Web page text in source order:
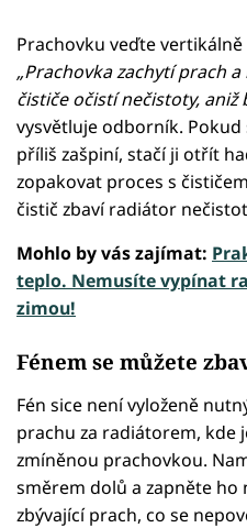
Prachovku veďte
„Prachovka zachytí prach
čističe očistí nečistoty,
vysvětluje odborník.
příliš zašpiní, stačí ji otřít
zopakovat proces s
čistič zbaví radiátor
Mohlo by vás zajímat:
teplo. Nemusíte vypínat
zimou!
Fénem se můžete
Fén sice není vyloženě
prachu za radiátorem, kde
zmíněnou prachovkou.
směrem dolů a zapněte ho
zbývající prach, co se